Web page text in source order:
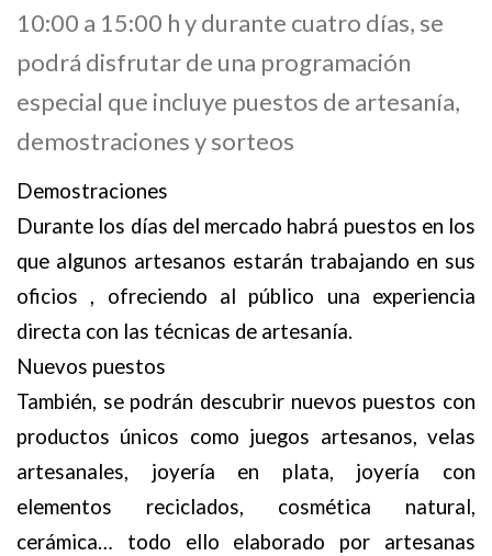
10:00 a 15:00 h y durante cuatro días, se
podrá disfrutar de una programación
especial que incluye puestos de artesanía,
demostraciones y sorteos
Demostraciones
Durante los días del mercado habrá puestos en los
que algunos artesanos estarán trabajando en sus
oficios , ofreciendo al público una experiencia
directa con las técnicas de artesanía.
Nuevos puestos
También, se podrán descubrir nuevos puestos con
productos únicos como juegos artesanos, velas
artesanales, joyería en plata, joyería con
elementos reciclados, cosmética natural,
cerámica… todo ello elaborado por artesanas